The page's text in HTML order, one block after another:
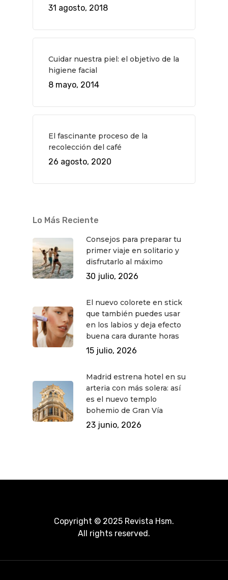
31 agosto, 2018
Cuidar nuestra piel: el objetivo de la
higiene facial
8 mayo, 2014
El fascinante proceso de la
recolección del café
26 agosto, 2020
Lo Más Reciente
Consejos para preparar tu
primer viaje en solitario y
disfrutarlo al máximo
30 julio, 2026
El nuevo colorete en stick
que también puedes usar
en los labios y deja efecto
buena cara durante horas
15 julio, 2026
Madrid estrena hotel en su
arteria con más solera: así
es el nuevo templo
bohemio de Gran Vía
23 junio, 2026
Copyright © 2025 Revista Hsm.
All rights reserved.